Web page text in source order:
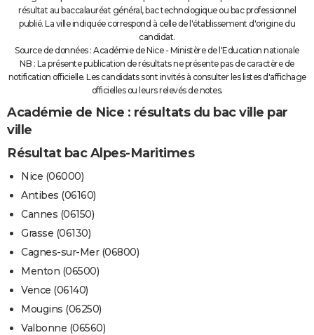
résultat au baccalauréat général, bac technologique ou bac professionnel
publié. La ville indiquée correspond à celle de l'établissement d'origine du
candidat.
Source de données : Académie de Nice - Ministère de l'Education nationale
NB : La présente publication de résultats ne présente pas de caractère de
notification officielle. Les candidats sont invités à consulter les listes d'affichage
officielles ou leurs relevés de notes.
Académie de Nice : résultats du bac ville par
ville
Résultat bac Alpes-Maritimes
Nice (06000)
Antibes (06160)
Cannes (06150)
Grasse (06130)
Cagnes-sur-Mer (06800)
Menton (06500)
Vence (06140)
Mougins (06250)
Valbonne (06560)